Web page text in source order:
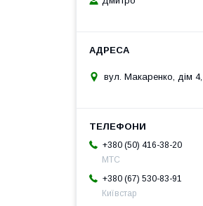
вул. Макаренко, дім 4,
+380 (50) 416-38-20
МТС
+380 (67) 530-83-91
Київстар